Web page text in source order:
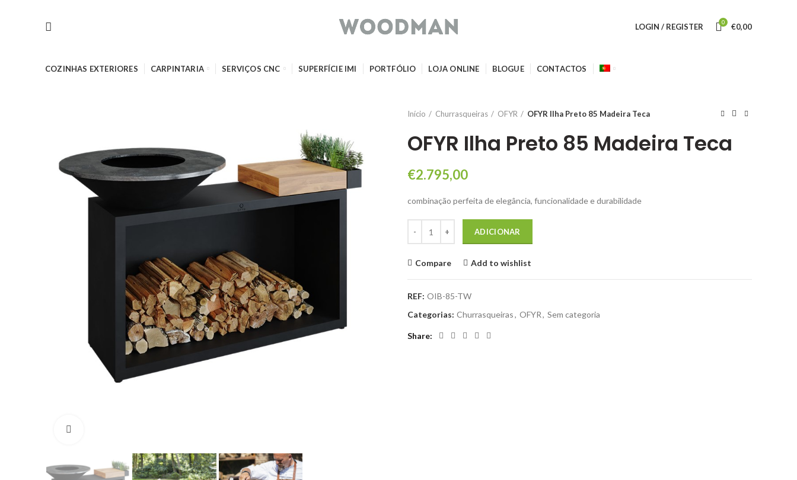
LOGIN / REGISTER 0 €0,00
COZINHAS EXTERIORES CARPINTARIA SERVIÇOS CNC SUPERFÍCIE IMI PORTFÓLIO LOJA ONLINE BLOGUE CONTACTOS
Início Churrasqueiras OFYR OFYR Ilha Preto 85 Madeira Teca
OFYR Ilha Preto 85 Madeira Teca
€2.795,00
combinação perfeita de elegância, funcionalidade e durabilidade
ADICIONAR
Compare Add to wishlist
REF: OIB-85-TW
Categorias: Churrasqueiras, OFYR, Sem categoria
Share